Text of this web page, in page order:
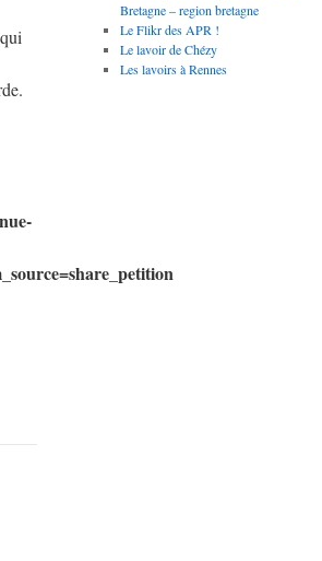
Bretagne – region bretagne
Le Flikr des APR !
Le lavoir de Chézy
Les lavoirs à Rennes